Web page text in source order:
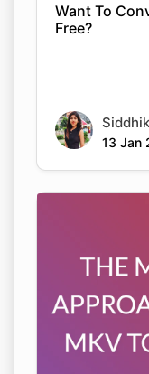
Want To
Free?
13 Jan